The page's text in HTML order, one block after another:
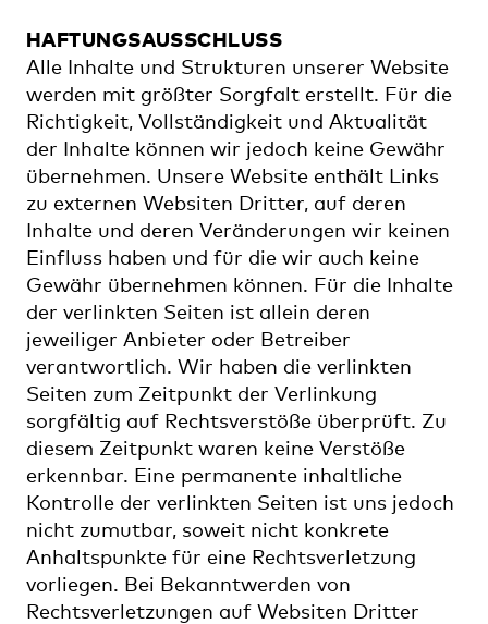
HAFTUNGSAUSSCHLUSS
Alle Inhalte und Strukturen unserer Website
werden mit größter Sorgfalt erstellt. Für die
Richtigkeit, Vollständigkeit und Aktualität
der Inhalte können wir jedoch keine Gewähr
übernehmen. Unsere Website enthält Links
zu externen Websiten Dritter, auf deren
Inhalte und deren Veränderungen wir keinen
Einfluss haben und für die wir auch keine
Gewähr übernehmen können. Für die Inhalte
der verlinkten Seiten ist allein deren
jeweiliger Anbieter oder Betreiber
verantwortlich. Wir haben die verlinkten
Seiten zum Zeitpunkt der Verlinkung
sorgfältig auf Rechtsverstöße überprüft. Zu
diesem Zeitpunkt waren keine Verstöße
erkennbar. Eine permanente inhaltliche
Kontrolle der verlinkten Seiten ist uns jedoch
nicht zumutbar, soweit nicht konkrete
Anhaltspunkte für eine Rechtsverletzung
vorliegen. Bei Bekanntwerden von
Rechtsverletzungen auf Websiten Dritter